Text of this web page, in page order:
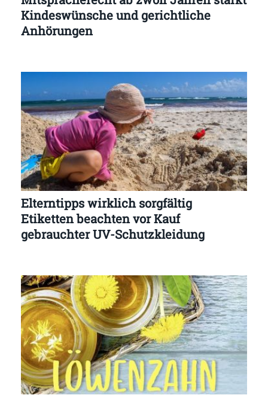
Kindeswünsche und gerichtliche
Anhörungen
Elterntipps wirklich sorgfältig
Etiketten beachten vor Kauf
gebrauchter UV-Schutzkleidung